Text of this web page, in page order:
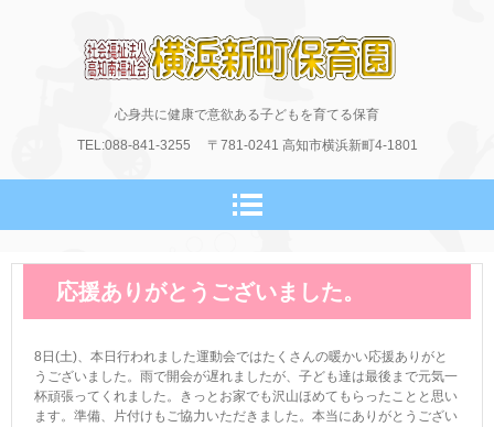
横浜新町保育園のホームページ
心身共に健康で意欲ある子どもを育てる保育
TEL:088-841-3255
〒781-0241 高知市横浜新町4-1801
応援ありがとうございました。
8日(土)、本日行われました運動会ではたくさんの暖かい応援ありがと
うございました。雨で開会が遅れましたが、子ども達は最後まで元気一
杯頑張ってくれました。きっとお家でも沢山ほめてもらったことと思い
ます。準備、片付けもご協力いただきました。本当にありがとうござい